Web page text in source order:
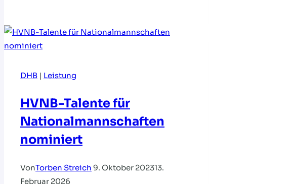
U16
DHB | Leistung
HVNB-Talente für
Nationalmannschaften
nominiert
VonTorben Streich 9. Oktober 202313.
Februar 2026